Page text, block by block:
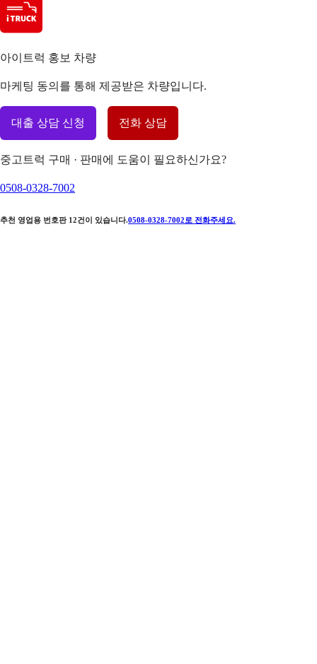
아이트럭 홍보 차량
마케팅 동의를 통해 제공받은 차량입니다.
대출 상담 신청 전화 상담
중고트럭 구매 · 판매에 도움이 필요하신가요?
0508-0328-7002
추천 영업용 번호판 12건이 있습니다.0508-0328-7002 로 전화주세요.